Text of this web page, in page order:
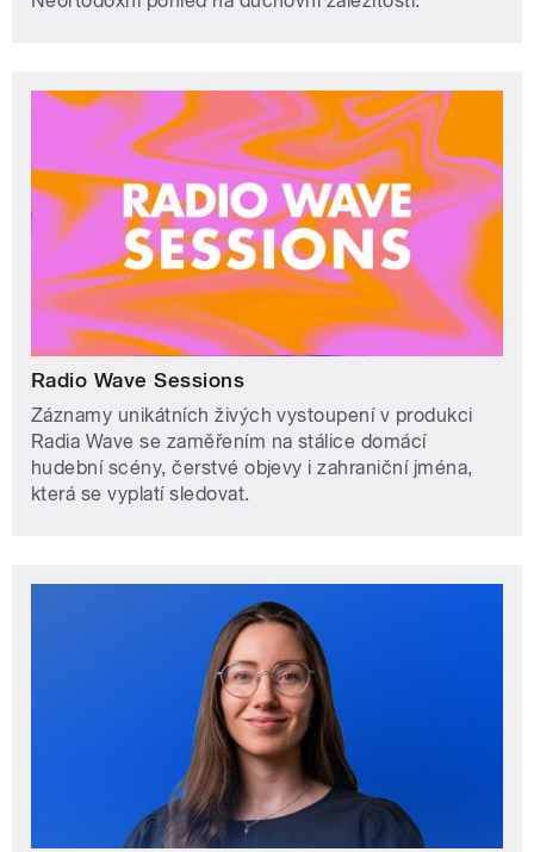
Radio Wave Sessions
Záznamy unikátních živých vystoupení v produkci
Radia Wave se zaměřením na stálice domácí
hudební scény, čerstvé objevy i zahraniční jména,
která se vyplatí sledovat.